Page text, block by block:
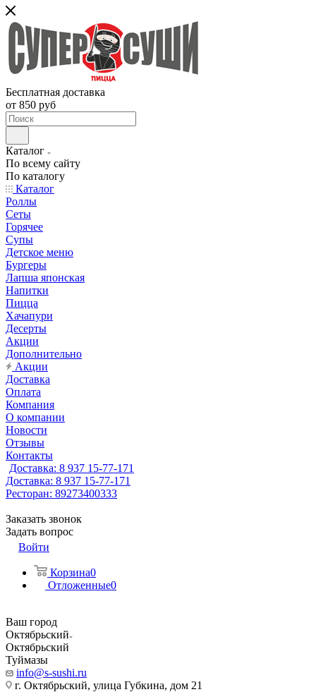
Бесплатная доставка
от 850 руб
Каталог
По всему сайту
По каталогу
Каталог
Роллы
Сеты
Горячее
Супы
Детское меню
Бургеры
Лапша японская
Напитки
Пицца
Хачапури
Десерты
Акции
Дополнительно
Акции
Доставка
Оплата
Компания
О компании
Новости
Отзывы
Контакты
Доставка: 8 937 15-77-171
Доставка: 8 937 15-77-171
Ресторан: 89273400333
Заказать звонок
Задать вопрос
Войти
Корзина0
Отложенные0
Ваш город
Октябрьский
Октябрьский
Туймазы
info@s-sushi.ru
г. Октябрьский, улица Губкина, дом 21